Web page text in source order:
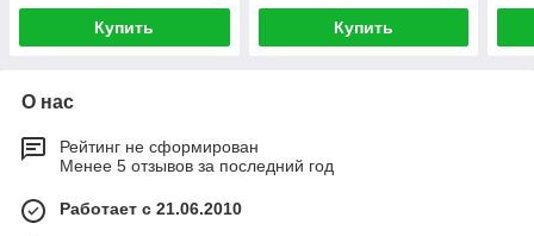
Купить Купить
О нас
Рейтинг не сформирован
Менее 5 отзывов за последний год
Работает с 21.06.2010